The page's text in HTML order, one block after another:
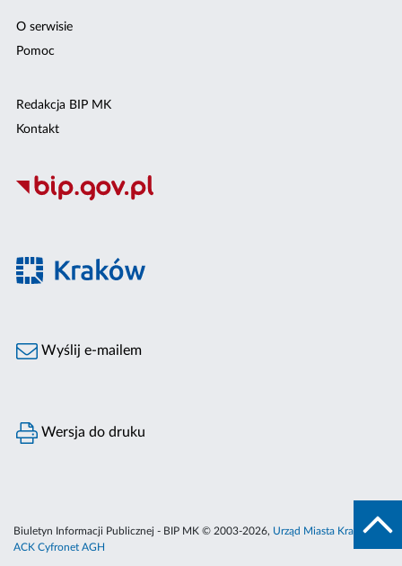
O serwisie
Pomoc
Redakcja BIP MK
Kontakt
Wyślij e-mailem
Wersja do druku
Biuletyn Informacji Publicznej - BIP MK © 2003-2026, Urząd Miasta Krakowa
ACK Cyfronet AGH